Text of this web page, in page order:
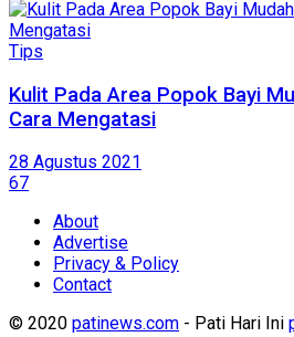
Tips
Kulit Pada Area Popok Bayi
Cara Mengatasi
28 Agustus 2021
67
About
Advertise
Privacy & Policy
Contact
© 2020 patinews.com - Pati Hari Ini